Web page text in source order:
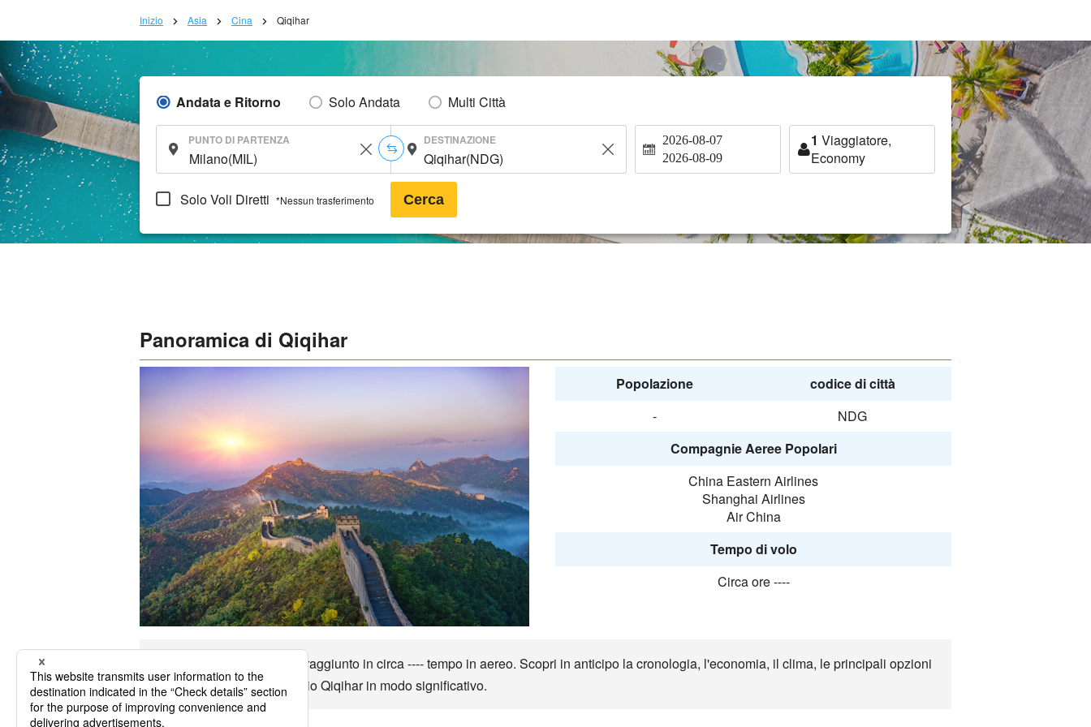
Inizio Asia Cina Qiqihar
Andata e Ritorno Solo Andata Multi Città
PUNTO DI PARTENZA DESTINAZIONE 2026-08-07
2026-08-09
1 Viaggiatore,
Economy
Solo Voli Diretti *Nessun trasferimento Cerca
Panoramica di Qiqihar
Popolazione
codice di città
-
NDG
Compagnie Aeree Popolari
China Eastern Airlines
Shanghai Airlines
Air China
Tempo di volo
Circa ore ----
Fino a Qiqihar può essere raggiunto in circa ---- tempo in aereo. Scopri in anticipo la cronologia, l'economia, il clima, le principali opzioni
di trasporto e goditi il viaggio Qiqihar in modo significativo.